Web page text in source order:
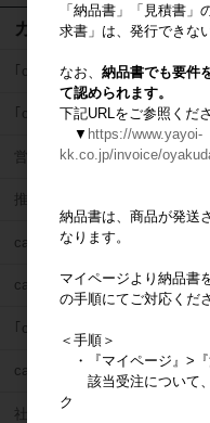
カテゴリ
｢casaの家」営業ツール
｢casaの家」現場ツール
営業販促ツール
推奨部材
casaネットワーク割引サービス
casa営業研修
｢casaの家」導入のお問合せ
casa支援サービスのお問合せ
社内改善のお問合せ
「納品書」「見積書
求書」は、発行できな
なお、 納品書でも要件
て認められます。
下記URLをご参照くださ
▼ https://www.yayoi-
kk.co.jp/invoice/
納品書は、商品が発送
なります。
マイページより納品書
の手順にてご対応くだ
＜手順＞
・『マイページ』>『
該当受注について、
ク